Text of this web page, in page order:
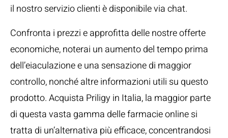
il nostro servizio clienti è disponibile via chat.
Confronta i prezzi e approfitta delle nostre offerte
economiche, noterai un aumento del tempo prima
dell’eiaculazione e una sensazione di maggior
controllo, nonché altre informazioni utili su questo
prodotto. Acquista Priligy in Italia, la maggior parte
di questa vasta gamma delle farmacie online si
tratta di un’alternativa più efficace, concentrandosi